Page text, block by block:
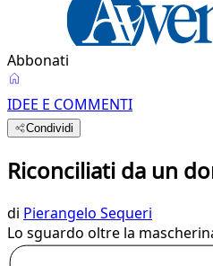
Abbonati
IDEE E COMMENTI
Condividi
Riconciliati da un
di Pierangelo Sequeri
Lo sguardo oltre la